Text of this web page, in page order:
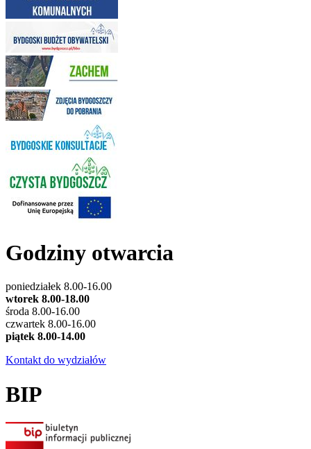
Godziny otwarcia
poniedziałek 8.00-16.00
wtorek 8.00-18.00
środa 8.00-16.00
czwartek 8.00-16.00
piątek 8.00-14.00
Kontakt do wydziałów
BIP